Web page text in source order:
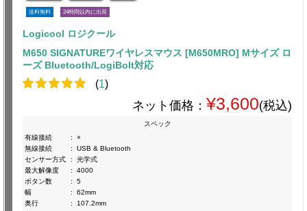
送料無料 24時間以内に出荷
Logicool ロジクール
M650 SIGNATUREワイヤレスマウス [M650MRO] Mサイズ ロ
ーズ Bluetooth/LogiBolt対応
(1)
ネット価格： ¥3,600(税込)
スペック
有線接続
:
×
無線接続
:
USB & Bluetooth
センサー方式
:
光学式
最大解像度
:
4000
ボタン数
:
5
幅
:
62mm
奥行
:
107.2mm